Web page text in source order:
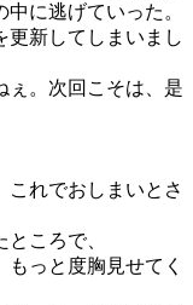
に逃げていった。
更新してしまいまし
ぇ。次回こそは、是
れでおしまいとさ
ころで、
もっと度胸見せてく